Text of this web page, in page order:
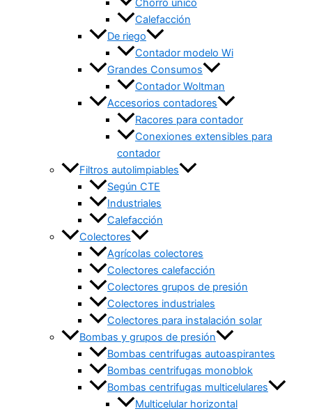
Calefacción
De riego
Contador modelo Wi
Grandes Consumos
Contador Woltman
Accesorios contadores
Racores para contador
Conexiones extensibles para
contador
Filtros autolimpiables
Según CTE
Industriales
Calefacción
Colectores
Agrícolas colectores
Colectores calefacción
Colectores grupos de presión
Colectores industriales
Colectores para instalación solar
Bombas y grupos de presión
Bombas centrifugas autoaspirantes
Bombas centrifugas monoblok
Bombas centrifugas multicelulares
Multicelular horizontal